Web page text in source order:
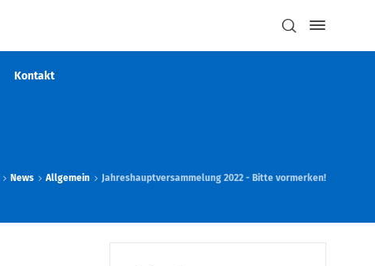
Kontakt
News Allgemein Jahreshauptversammelung 2022 - Bitte vormerken!